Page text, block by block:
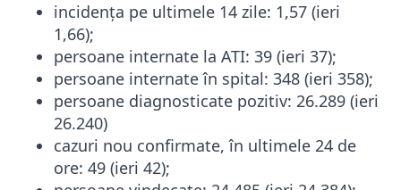
incidența pe ultimele 14 zile: 1,57 (ieri
1,66);
persoane internate la ATI: 39 (ieri 37);
persoane internate în spital: 348 (ieri 358);
persoane diagnosticate pozitiv: 26.289 (ieri
26.240)
cazuri nou confirmate, în ultimele 24 de
ore: 49 (ieri 42);